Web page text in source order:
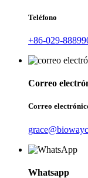
Teléfono
+86-029-
Correo
Correo
Whatsapp